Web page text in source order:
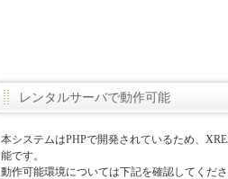
レンタルサーバで動作可能
本システムはPHPで開発されているため、
能です。
動作可能環境については下記を確認してくだ